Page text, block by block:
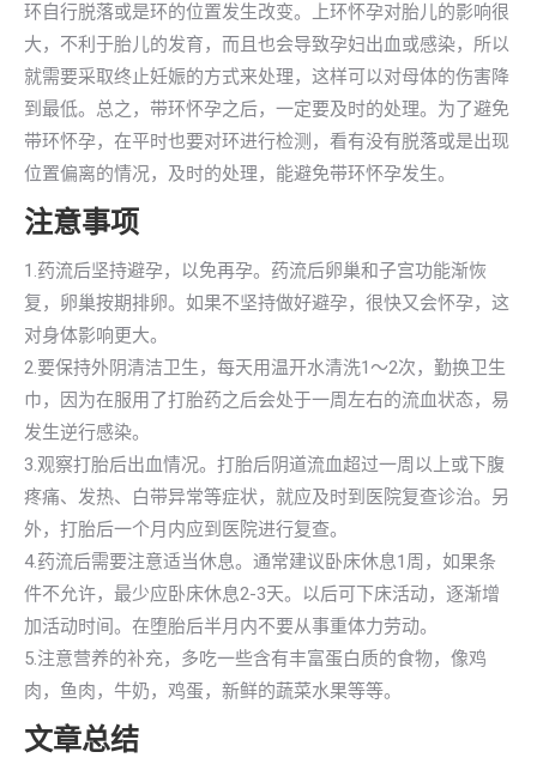
环自行脱落或是环的位置发生改变。上环怀孕对胎儿的影响很
大，不利于胎儿的发育，而且也会导致孕妇出血或感染，所以
就需要采取终止妊娠的方式来处理，这样可以对母体的伤害降
到最低。总之，带环怀孕之后，一定要及时的处理。为了避免
带环怀孕，在平时也要对环进行检测，看有没有脱落或是出现
位置偏离的情况，及时的处理，能避免带环怀孕发生。
注意事项
1.药流后坚持避孕，以免再孕。药流后卵巢和子宫功能渐恢
复，卵巢按期排卵。如果不坚持做好避孕，很快又会怀孕，这
对身体影响更大。
2.要保持外阴清洁卫生，每天用温开水清洗1～2次，勤换卫生
巾，因为在服用了打胎药之后会处于一周左右的流血状态，易
发生逆行感染。
3.观察打胎后出血情况。打胎后阴道流血超过一周以上或下腹
疼痛、发热、白带异常等症状，就应及时到医院复查诊治。另
外，打胎后一个月内应到医院进行复查。
4.药流后需要注意适当休息。通常建议卧床休息1周，如果条
件不允许，最少应卧床休息2-3天。以后可下床活动，逐渐增
加活动时间。在堕胎后半月内不要从事重体力劳动。
5.注意营养的补充，多吃一些含有丰富蛋白质的食物，像鸡
肉，鱼肉，牛奶，鸡蛋，新鲜的蔬菜水果等等。
文章总结